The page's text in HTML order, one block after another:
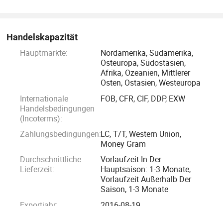
Handelskapazität
Hauptmärkte:
Nordamerika, Südamerika,
Osteuropa, Südostasien,
Afrika, Ozeanien, Mittlerer
Osten, Ostasien, Westeuropa
Internationale
Handelsbedingungen
(Incoterms):
FOB, CFR, CIF, DDP, EXW
Zahlungsbedingungen:LC, T/T, Western Union,
Money Gram
Durchschnittliche
Lieferzeit:
Vorlaufzeit In Der
Hauptsaison: 1-3 Monate,
Vorlaufzeit Außerhalb Der
Saison, 1-3 Monate